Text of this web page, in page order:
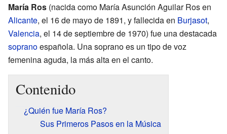
María Ros (nacida como María Asunción Aguilar Ros en
Alicante, el 16 de mayo de 1891, y fallecida en Burjasot,
Valencia, el 14 de septiembre de 1970) fue una destacada
sopranoespañola. Una soprano es un tipo de voz
femenina aguda, la más alta en el canto.
Contenido
¿Quién fue María Ros?
Sus Primeros Pasos en la Música